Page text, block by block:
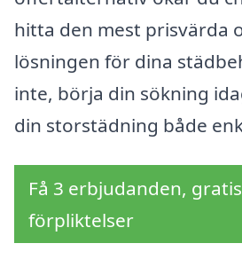
hitta den mest prisvärda
lösningen för dina
inte, börja din sökning
din storstädning både
Få 3 erbjudanden,
förpliktelser